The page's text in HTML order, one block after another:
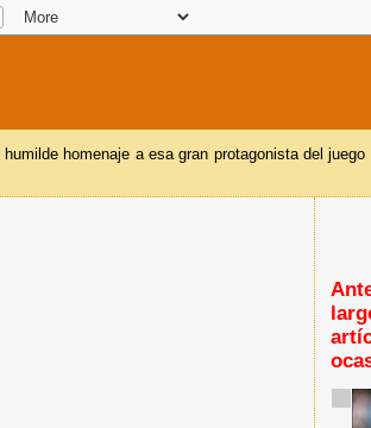
humilde homenaje a esa gran protagonista del